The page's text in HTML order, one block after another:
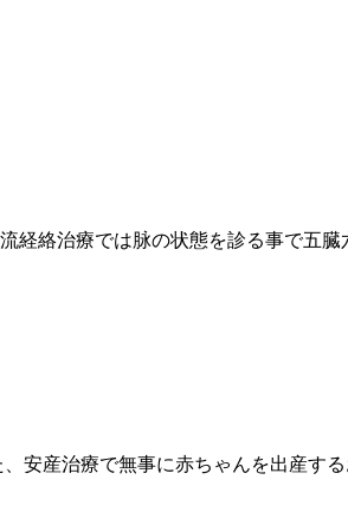
絡治療では脉の状態を診る事で五
安産治療で無事に赤ちゃんを出産する